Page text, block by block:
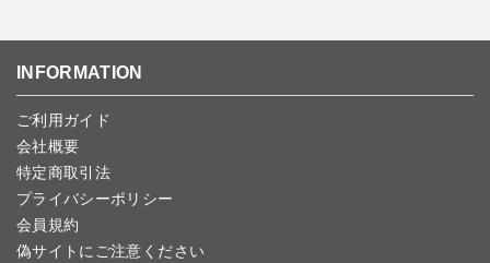
ゆうパケット全国一律：360円
予約商品など一部キャンセルが出来ない場合がございます。あらか
じめご了承ください。
INFORMATION
ご利用ガイド
会社概要
特定商取引法
プライバシーポリシー
会員規約
偽サイトにご注意ください